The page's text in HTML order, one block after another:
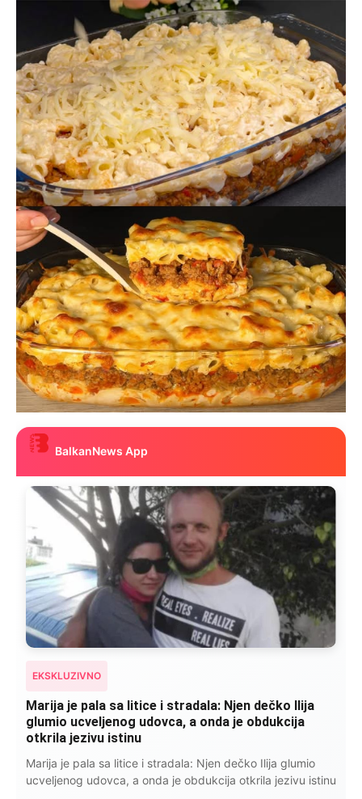
BalkanNews App
EKSKLUZIVNO
Kad se Marin suprug razbolio ona ga kupala,
pelene mu mijenjala: Jedno jutro je poslao po
čokoladu..
Kad se Marin suprug razbolio ona ga kupala, pelene mu
mijenjala: Jedno jutro je poslao po čokoladu..